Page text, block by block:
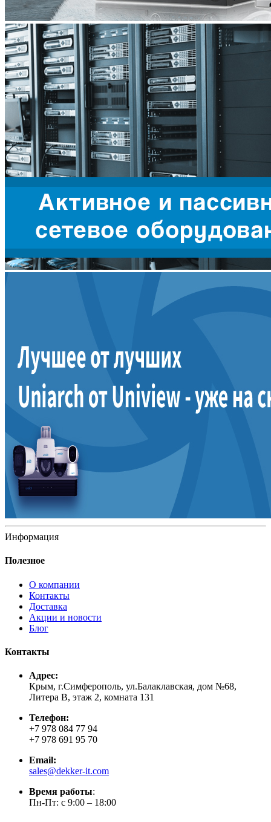
Информация
Полезное
О компании
Контакты
Доставка
Акции и новости
Блог
Контакты
Адрес:
Крым, г.Симферополь, ул.Балаклавская, дом №68,
Литера В, этаж 2, комната 131
Телефон:
+7 978 084 77 94
+7 978 691 95 70
Email:
sales@dekker-it.com
Время работы:
Пн-Пт: с 9:00 – 18:00